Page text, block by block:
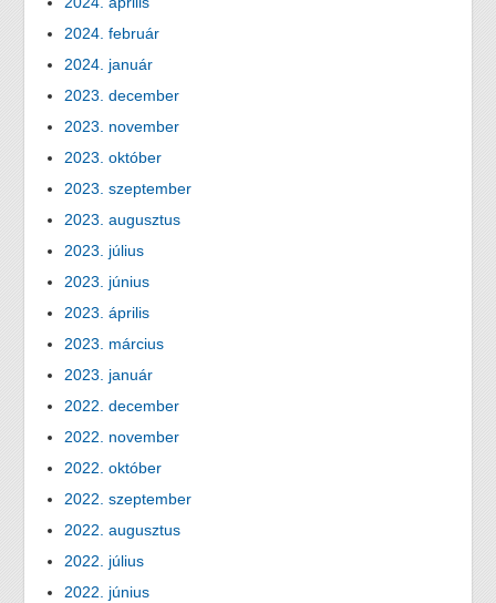
2024. február
2024. január
2023. december
2023. november
2023. október
2023. szeptember
2023. augusztus
2023. július
2023. június
2023. április
2023. március
2023. január
2022. december
2022. november
2022. október
2022. szeptember
2022. augusztus
2022. július
2022. június